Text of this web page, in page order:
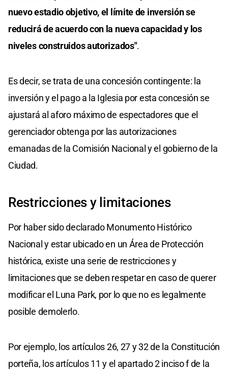
nuevo estadio objetivo, el límite de inversión se
reducirá de acuerdo con la nueva capacidad y los
niveles construidos autorizados".
Es decir, se trata de una concesión contingente: la
inversión y el pago a la Iglesia por esta concesión se
ajustará al aforo máximo de espectadores que el
gerenciador obtenga por las autorizaciones
emanadas de la Comisión Nacional y el gobierno de la
Ciudad.
Restricciones y limitaciones
Por haber sido declarado Monumento Histórico
Nacional y estar ubicado en un Área de Protección
histórica, existe una serie de restricciones y
limitaciones que se deben respetar en caso de querer
modificar el Luna Park, por lo que no es legalmente
posible demolerlo.
Por ejemplo, los artículos 26, 27 y 32 de la Constitución
porteña, los artículos 11 y el apartado 2 inciso f de la